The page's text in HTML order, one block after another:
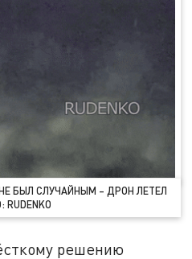
БЫЛ СЛУЧАЙНЫМ – ДРОН ЛЕТЕЛ
решению